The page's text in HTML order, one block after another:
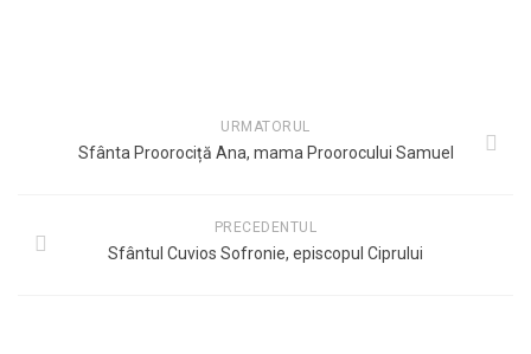
URMATORUL
Sfânta Proorociță Ana, mama Proorocului Samuel
PRECEDENTUL
Sfântul Cuvios Sofronie, episcopul Ciprului